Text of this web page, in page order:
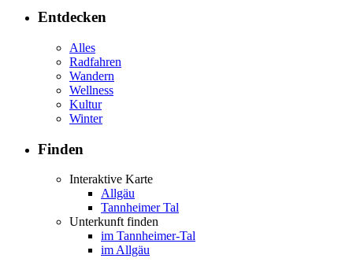
Entdecken
Alles
Radfahren
Wandern
Wellness
Kultur
Winter
Finden
Interaktive Karte
Allgäu
Tannheimer Tal
Unterkunft finden
im Tannheimer-Tal
im Allgäu